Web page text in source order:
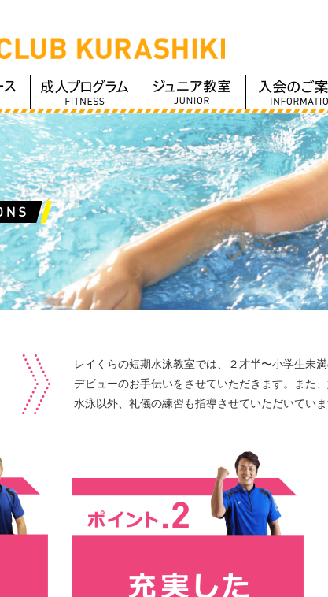
レイくらの短期水泳教室では、２才半〜小学生未
デビューのお手伝いをさせていただきます。また
水泳以外、礼儀の練習も指導させていただいていま